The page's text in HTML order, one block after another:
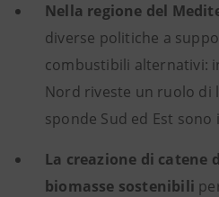
Nella regione del
diverse politiche a
combustibili alternativi:
Nord riveste un ruolo di
sponde Sud ed Est sono
La creazione di catene
biomasse sostenibili